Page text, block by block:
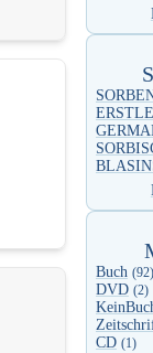
Buch (92)
DVD (2)
CD (1)